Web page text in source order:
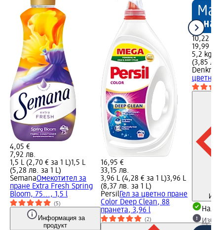
4,05 €
7,92 лв.
1,5 L (2,70 € за 1 L)1,5 L
(5,28 лв. за 1 L)
SemanaОмекотител за
пране Extra Fresh Spring
Bloom, 75..., 1,5 l
(5)
Информация за
продукт
16,95 €
33,15 лв.
3,96 L (4,28 € за 1 L)3,96 L
(8,37 лв. за 1 L)
PersilГел за цветно пране
Color Deep Clean, 88
пранета, 3,96 l
(2)
10,22 €
19,99 лв.
5,2 kg
(3,85
Denkmit
цветни